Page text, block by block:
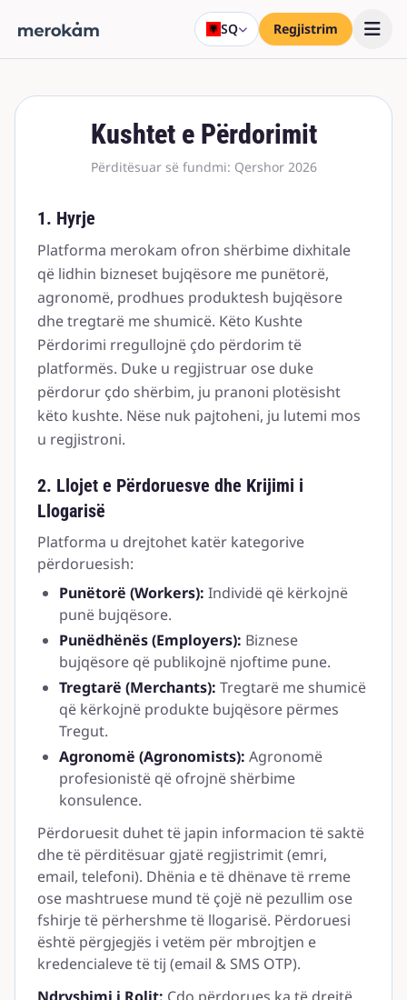
SQ Regjistrim
Kushtet e Përdorimit
Përditësuar së fundmi: Qershor 2026
1. Hyrje
Platforma merokam ofron shërbime dixhitale
që lidhin bizneset bujqësore me punëtorë,
agronomë, prodhues produktesh bujqësore
dhe tregtarë me shumicë. Këto Kushte
Përdorimi rregullojnë çdo përdorim të
platformës. Duke u regjistruar ose duke
përdorur çdo shërbim, ju pranoni plotësisht
këto kushte. Nëse nuk pajtoheni, ju lutemi mos
u regjistroni.
2. Llojet e Përdoruesve dhe Krijimi i
Llogarisë
Platforma u drejtohet katër kategorive
përdoruesish:
Punëtorë (Workers): Individë që kërkojnë
punë bujqësore.
Punëdhënës (Employers): Biznese
bujqësore që publikojnë njoftime pune.
Tregtarë (Merchants): Tregtarë me shumicë
që kërkojnë produkte bujqësore përmes
Tregut.
Agronomë (Agronomists): Agronomë
profesionistë që ofrojnë shërbime
konsulence.
Përdoruesit duhet të japin informacion të saktë
dhe të përditësuar gjatë regjistrimit (emri,
email, telefoni). Dhënia e të dhënave të rreme
ose mashtruese mund të çojë në pezullim ose
fshirje të përhershme të llogarisë. Përdoruesi
është përgjegjës i vetëm për mbrojtjen e
kredencialeve të tij (email & SMS OTP).